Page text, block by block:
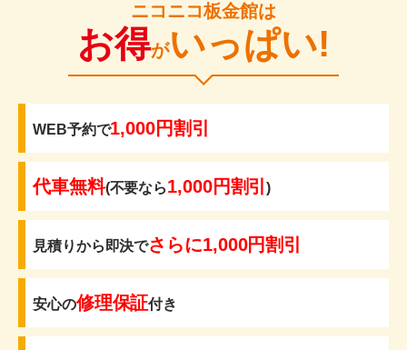
ニコニコ板金館は
お得がいっぱい!
WEB予約で1,000円割引
代車無料(不要なら1,000円割引)
見積りから即決でさらに1,000円割引
安心の修理保証付き